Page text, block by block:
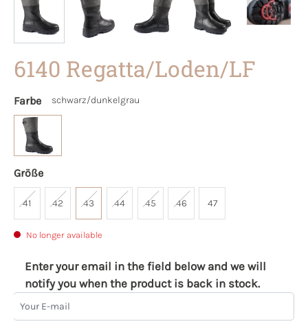
6140 Regatta/Loden/LF
Farbe schwarz/dunkelgrau
Größe
41 42 43 44 45 46 47
No longer available
Enter your email in the field below and we will
notify you when the product is back in stock.
Your E-mail